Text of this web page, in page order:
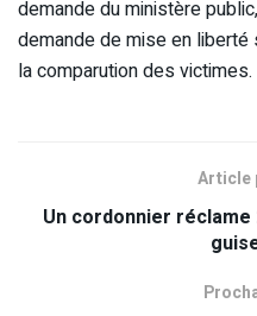
demande du ministère
demande de mise en liberté
la comparution des victimes.
Article
Un cordonnier